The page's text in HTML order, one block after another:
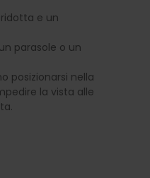
e un
parasole o un
posizionarsi nella
la vista alle